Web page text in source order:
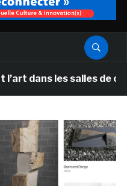
les salles de classe